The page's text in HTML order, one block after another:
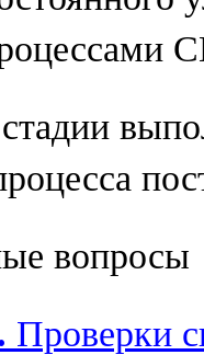
вопросы
Проверки